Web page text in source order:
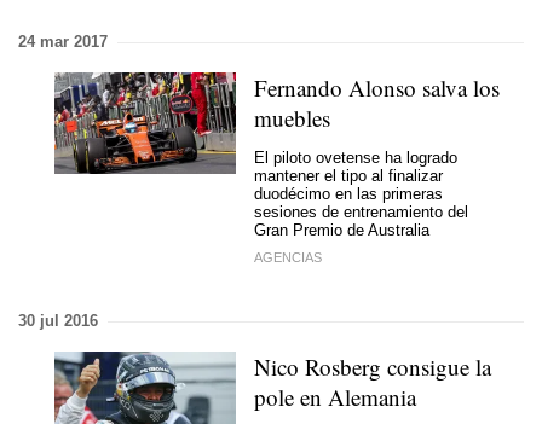
24 mar 2017
Fernando Alonso salva los
muebles
El piloto ovetense ha logrado
mantener el tipo al finalizar
duodécimo en las primeras
sesiones de entrenamiento del
Gran Premio de Australia
AGENCIAS
30 jul 2016
Nico Rosberg consigue la
pole en Alemania